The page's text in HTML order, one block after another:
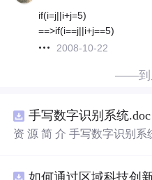
if(i=j||i+j=5)
==>if(i==j||i+j==5)
2008-10-22
——到
手写数字识别系统.doc
资 源 简 介 手写数字识别